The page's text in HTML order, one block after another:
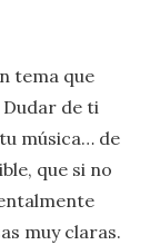
tema que
de ti
música… de
que si no
muy claras.